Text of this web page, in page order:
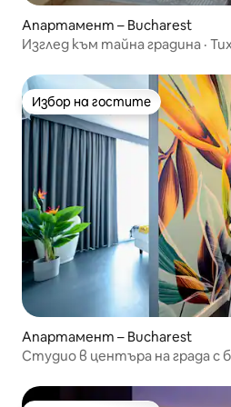
Апартамент – Bucharest
Изглед към тайна градина ·
Избор на гостите
Избор на гостите
Апартамент – Bucharest
Студио в центъра на града с